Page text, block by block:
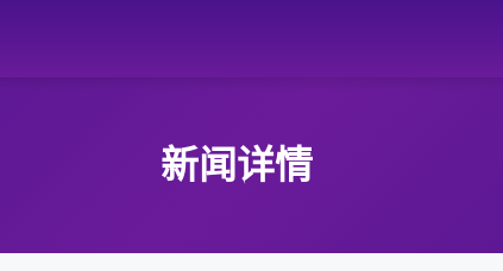
新闻详情